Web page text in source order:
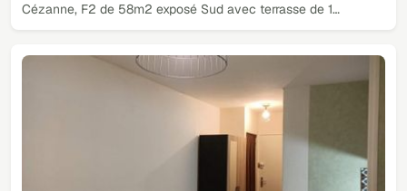
Cézanne, F2 de 58m2 exposé Sud avec terrasse de 1…